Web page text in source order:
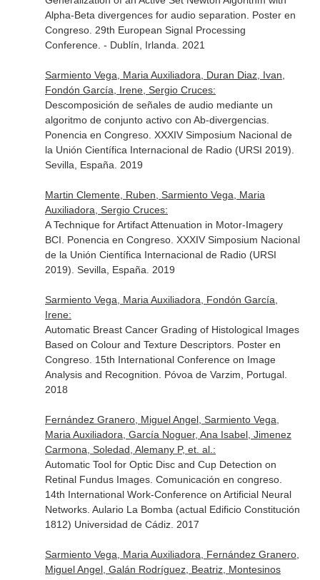
Alpha-Beta divergences for audio separation. Poster en
Congreso. 29th European Signal Processing
Conference. - Dublín, Irlanda. 2021
Sarmiento Vega, Maria Auxiliadora, Duran Diaz, Ivan,
Fondón García, Irene, Sergio Cruces:
Descomposición de señales de audio mediante un
algoritmo de conjunto activo con Ab-divergencias.
Ponencia en Congreso. XXXIV Simposium Nacional de
la Unión Científica Internacional de Radio (URSI 2019).
Sevilla, España. 2019
Martin Clemente, Ruben, Sarmiento Vega, Maria
Auxiliadora, Sergio Cruces:
A Technique for Artifact Attenuation in Motor-Imagery
BCI. Ponencia en Congreso. XXXIV Simposium Nacional
de la Unión Científica Internacional de Radio (URSI
2019). Sevilla, España. 2019
Sarmiento Vega, Maria Auxiliadora, Fondón García,
Irene:
Automatic Breast Cancer Grading of Histological Images
Based on Colour and Texture Descriptors. Poster en
Congreso. 15th International Conference on Image
Analysis and Recognition. Póvoa de Varzim, Portugal.
2018
Fernández Granero, Miguel Angel, Sarmiento Vega,
Maria Auxiliadora, García Noguer, Ana Isabel, Jimenez
Carmona, Soledad, Alemany P, et. al.:
Automatic Tool for Optic Disc and Cup Detection on
Retinal Fundus Images. Comunicación en congreso.
14th International Work-Conference on Artificial Neural
Networks. Aulario La Bomba (actual Edificio Constitución
1812) Universidad de Cádiz. 2017
Sarmiento Vega, Maria Auxiliadora, Fernández Granero,
Miguel Angel, Galán Rodríguez, Beatriz, Montesinos